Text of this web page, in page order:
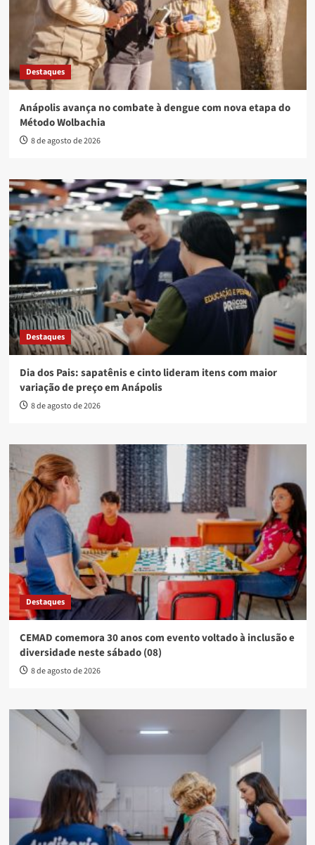
Destaques
Anápolis avança no combate à dengue com nova etapa do
Método Wolbachia
8 de agosto de 2026
Destaques
Dia dos Pais: sapatênis e cinto lideram itens com maior
variação de preço em Anápolis
8 de agosto de 2026
Destaques
CEMAD comemora 30 anos com evento voltado à inclusão e
diversidade neste sábado (08)
8 de agosto de 2026